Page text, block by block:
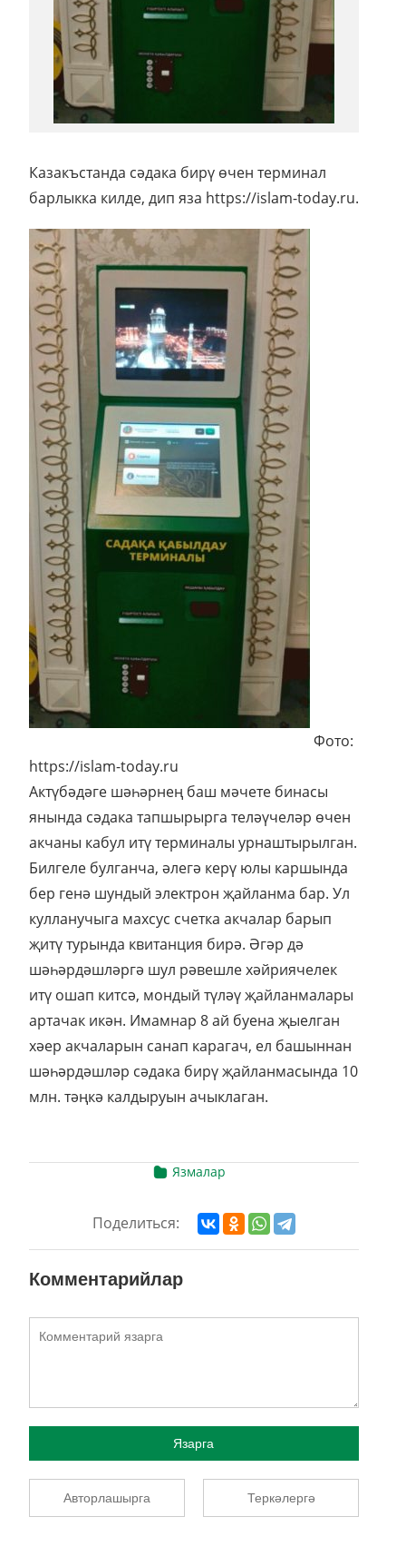
Казакъстанда сәдака бирү өчен терминал
барлыкка килде, дип яза https://islam-today.ru.
Фото:
https://islam-today.ru
Актүбәдәге шәһәрнең баш мәчете бинасы
янында сәдака тапшырырга теләүчеләр өчен
акчаны кабул итү терминалы урнаштырылган.
Билгеле булганча, әлегә керү юлы каршында
бер генә шундый электрон җайланма бар. Ул
кулланучыга махсус счетка акчалар барып
җитү турында квитанция бирә. Әгәр дә
шәһәрдәшләргә шул рәвешле хәйриячелек
итү ошап китсә, мондый түләү җайланмалары
артачак икән. Имамнар 8 ай буена җыелган
хәер акчаларын санап карагач, ел башыннан
шәһәрдәшләр сәдака бирү җайланмасында 10
млн. тәңкә калдыруын ачыклаган.
Язмалар
Поделиться:
Комментарийлар
Язарга
Авторлашырга Теркәлергә